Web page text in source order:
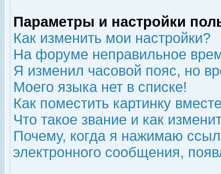
Параметры и настройки
Как изменить мои настройки?
На форуме неправильное
Я изменил часовой пояс, но
Моего языка нет в списке!
Как поместить картинку
Что такое звание и как
Почему, когда я нажимаю
электронного сообщения,